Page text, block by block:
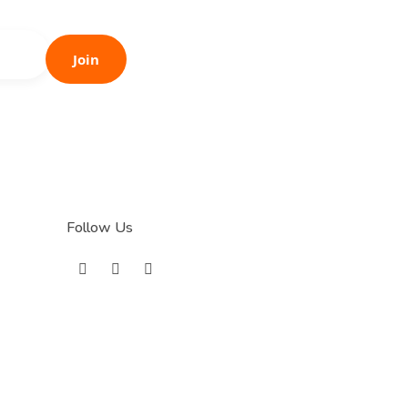
Join
Follow Us